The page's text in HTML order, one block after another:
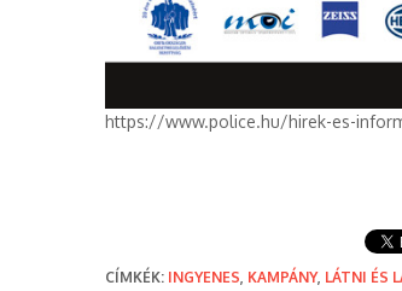
https://www.police.hu/hirek-es-
CÍMKÉK: INGYENES KAMPÁNY, LÁTNI ÉS